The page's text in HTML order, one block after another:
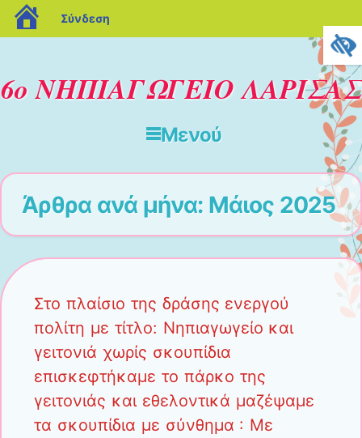
6ο ΝΗΠΙΑΓΩΓΕΙΟ ΛΑΡΙΣΑΣ
Μενού
Άρθρα ανά μήνα: Μάιος 2025
Στο πλαίσιο της δράσης ενεργού
πολίτη με τίτλο: Νηπιαγωγείο και
γειτονιά χωρίς σκουπίδια
επισκεφτήκαμε το πάρκο της
γειτονιάς και εθελοντικά μαζέψαμε
τα σκουπίδια με σύνθημα : Με
blogs.sch.gr
Σύνδεση